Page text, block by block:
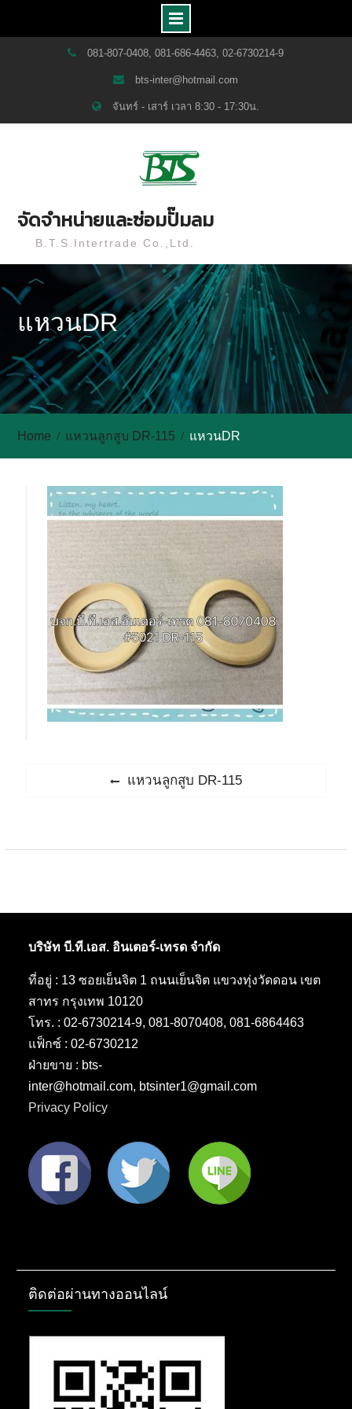
081-807-0408, 081-686-4463, 02-6730214-9
bts-inter@hotmail.com
จันทร์ - เสาร์ เวลา 8:30 - 17:30น.
จัดจำหน่ายและซ่อมปั๊มลม
B.T.S.Intertrade Co.,Ltd.
แหวนDR
Home แหวนลูกสูบ DR-115 แหวนDR
Previous
แหวนลูกสูบ DR-115
บริษัท บี.ที.เอส. อินเตอร์-เทรด จำกัด
ที่อยู่ : 13 ซอยเย็นจิต 1 ถนนเย็นจิต แขวงทุ่งวัดดอน เขต
สาทร กรุงเทพ 10120
โทร. : 02-6730214-9, 081-8070408, 081-6864463
แฟ็กซ์ : 02-6730212
ฝ่ายขาย : bts-
inter@hotmail.com, btsinter1@gmail.com
Privacy Policy
ติดต่อผ่านทางออนไลน์